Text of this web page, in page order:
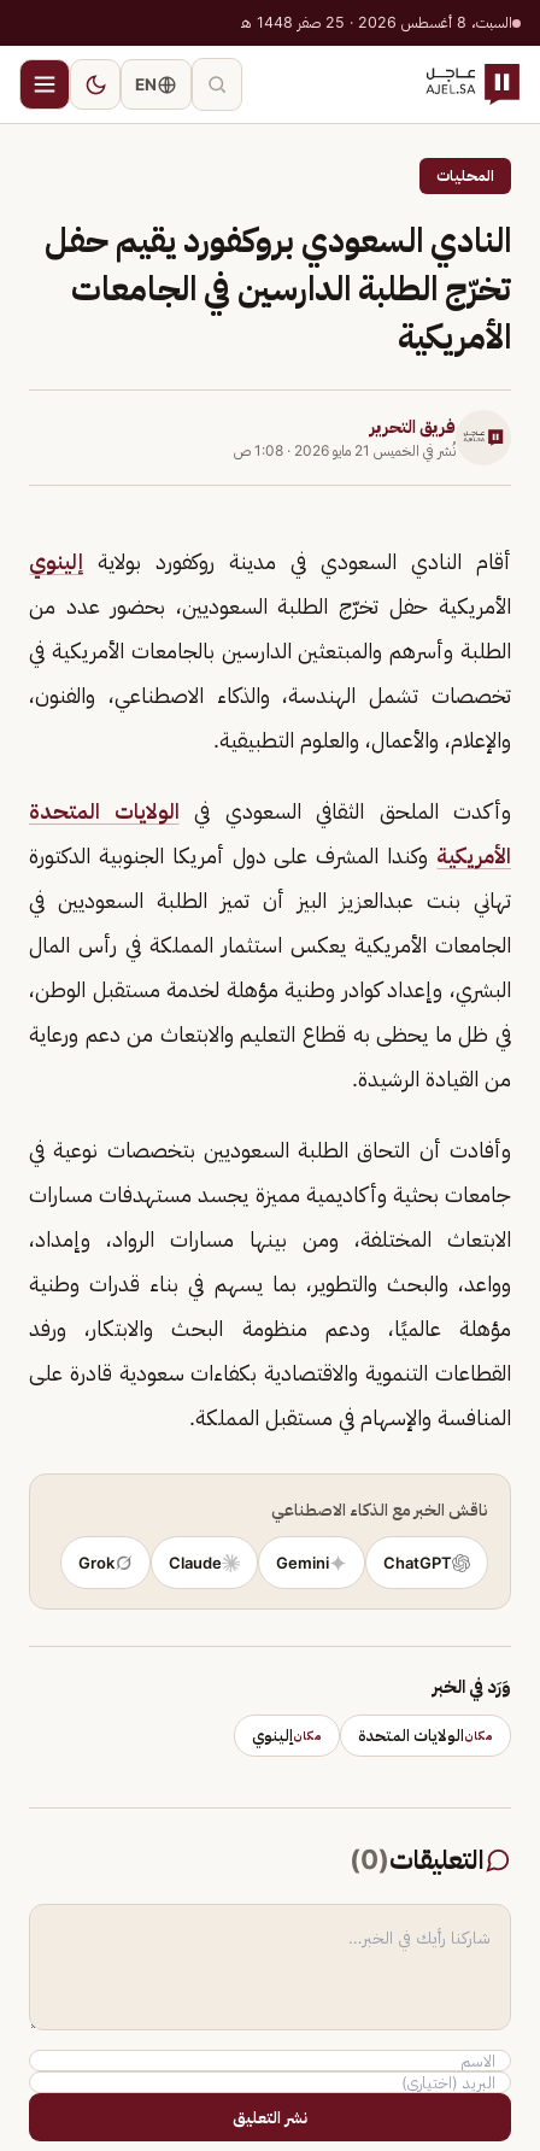
السبت، 8 أغسطس 2026 · 25 صفر 1448 هـ
EN
المحليات
النادي السعودي بروكفورد يقيم حفل
تخرّج الطلبة الدارسين في الجامعات
الأمريكية
فريق التحرير
نُشر في الخميس 21 مايو 2026 · 1:08 ص
أقام النادي السعودي في مدينة روكفورد بولاية إلينوي
الأمريكية حفل تخرّج الطلبة السعوديين، بحضور عدد من
الطلبة وأسرهم والمبتعثين الدارسين بالجامعات الأمريكية في
تخصصات تشمل الهندسة، والذكاء الاصطناعي، والفنون،
والإعلام، والأعمال، والعلوم التطبيقية.
وأكدت الملحق الثقافي السعودي في الولايات المتحدة
الأمريكية وكندا المشرف على دول أمريكا الجنوبية الدكتورة
تهاني بنت عبدالعزيز البيز أن تميز الطلبة السعوديين في
الجامعات الأمريكية يعكس استثمار المملكة في رأس المال
البشري، وإعداد كوادر وطنية مؤهلة لخدمة مستقبل الوطن،
في ظل ما يحظى به قطاع التعليم والابتعاث من دعم ورعاية
من القيادة الرشيدة.
وأفادت أن التحاق الطلبة السعوديين بتخصصات نوعية في
جامعات بحثية وأكاديمية مميزة يجسد مستهدفات مسارات
الابتعاث المختلفة، ومن بينها مسارات الرواد، وإمداد،
وواعد، والبحث والتطوير، بما يسهم في بناء قدرات وطنية
مؤهلة عالميًا، ودعم منظومة البحث والابتكار، ورفد
القطاعات التنموية والاقتصادية بكفاءات سعودية قادرة على
المنافسة والإسهام في مستقبل المملكة.
ناقش الخبر مع الذكاء الاصطناعي
ChatGPT
Gemini
Claude
Grok
وَرَد في الخبر
مكانالولايات المتحدة مكانإلينوي
التعليقات(
0
)
نشر التعليق